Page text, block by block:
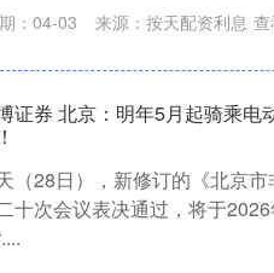
：04-03 来源：按天配资利息 查
证券 北京：明年5月起骑乘
（28日），新修订的《北京
十次会议表决通过，将于